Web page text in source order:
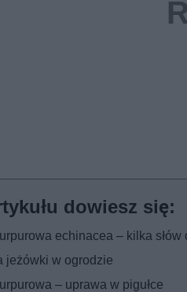
echinacea – kilka słów
jeżówki w ogrodzie
– uprawa w pigułce